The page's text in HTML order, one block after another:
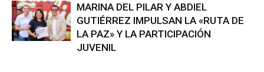
MARINA DEL PILAR Y ABDIEL
GUTIÉRREZ IMPULSAN LA «RUTA DE
LA PAZ» Y LA PARTICIPACIÓN
JUVENIL